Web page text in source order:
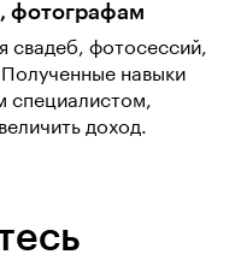
фотографам
свадеб, фотосессий,
навыки
специалистом,
доход.